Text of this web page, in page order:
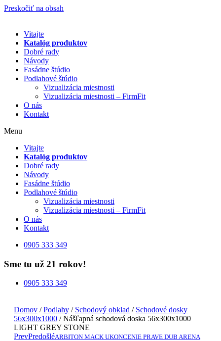
Preskočiť na obsah
Vitajte
Katalóg produktov
Dobré rady
Návody
Fasádne štúdio
Podlahové štúdio
Vizualizácia miestnosti
Vizualizácia miestnosti – FirmFit
O nás
Kontakt
Menu
Vitajte
Katalóg produktov
Dobré rady
Návody
Fasádne štúdio
Podlahové štúdio
Vizualizácia miestnosti
Vizualizácia miestnosti – FirmFit
O nás
Kontakt
0905 333 349
Sme tu už 21 rokov!
0905 333 349
Domov /Podlahy / Schodový obklad / Schodové dosky
56x300x1000 / Nášľapná schodová doska 56x300x1000
LIGHT GREY STONE
PrevPredošléARBITON MACK UKONCENIE PRAVE DUB ARENA